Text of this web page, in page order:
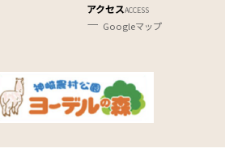
アクセスACCESS
Googleマップ